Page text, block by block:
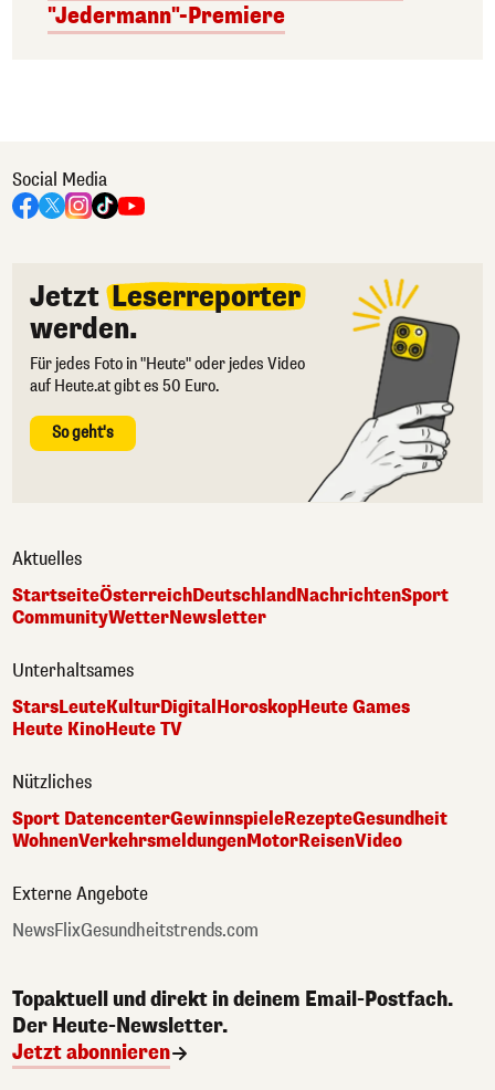
"Jedermann"-Premiere
Social Media
Jetzt Leserreporter
werden.
Für jedes Foto in "Heute" oder jedes Video
auf Heute.at gibt es 50 Euro.
So geht's
Aktuelles
StartseiteÖsterreichDeutschlandNachrichtenSport
CommunityWetterNewsletter
Unterhaltsames
StarsLeuteKulturDigital HoroskopHeute Games
Heute KinoHeute TV
Nützliches
Sport DatencenterGewinnspieleRezepteGesundheit
WohnenVerkehrsmeldungenMotorReisenVideo
Externe Angebote
NewsFlixGesundheitstrends.com
Topaktuell und direkt in deinem Email-Postfach.
Der Heute-Newsletter.
Jetzt abonnieren